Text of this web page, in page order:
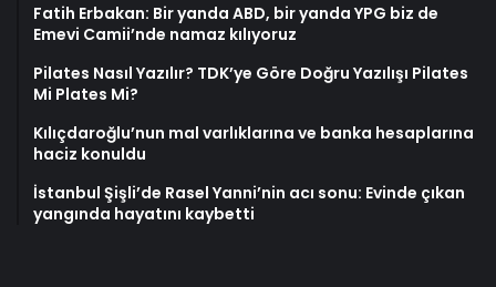
Fatih Erbakan: Bir yanda ABD, bir yanda YPG biz de
Emevi Camii’nde namaz kılıyoruz
Pilates Nasıl Yazılır? TDK’ye Göre Doğru Yazılışı Pilates
Mi Plates Mi?
Kılıçdaroğlu’nun mal varlıklarına ve banka hesaplarına
haciz konuldu
İstanbul Şişli’de Rasel Yanni’nin acı sonu: Evinde çıkan
yangında hayatını kaybetti